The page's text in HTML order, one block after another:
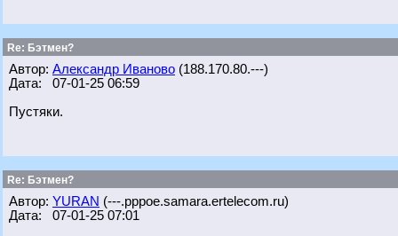
Re: Бэтмен?
Автор: Александр Иваново (188.170.80.---)
Дата: 07-01-25 06:59
Пустяки.
Re: Бэтмен?
Автор: YURAN (---.pppoe.samara.ertelecom.ru)
Дата: 07-01-25 07:01